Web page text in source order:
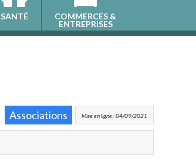
SANTÉ COMMERCES &
ENTREPRISES
Associations Mise en ligne : 04/09/2021